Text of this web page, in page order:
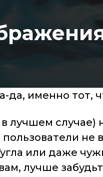
именно тот,
лучшем случае)
или даже
лучше